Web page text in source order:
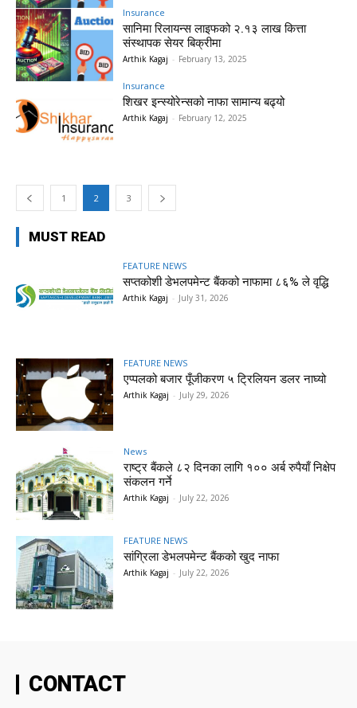
Insurance
सानिमा रिलायन्स लाइफको २.१३ लाख कित्ता
संस्थापक सेयर बिक्रीमा
Arthik Kagaj - February 13, 2025
Insurance
शिखर इन्स्योरेन्सको नाफा सामान्य बढ्यो
Arthik Kagaj - February 12, 2025
1 2 3
MUST READ
FEATURE NEWS
सप्तकोशी डेभलपमेन्ट बैंकको नाफामा ८६% ले वृद्धि
Arthik Kagaj - July 31, 2026
FEATURE NEWS
एप्पलको बजार पूँजीकरण ५ ट्रिलियन डलर नाघ्यो
Arthik Kagaj - July 29, 2026
News
राष्ट्र बैंकले ८२ दिनका लागि १०० अर्ब रुपैयाँ निक्षेप
संकलन गर्ने
Arthik Kagaj - July 22, 2026
FEATURE NEWS
सांग्रिला डेभलपमेन्ट बैंकको खुद नाफा
Arthik Kagaj - July 22, 2026
CONTACT